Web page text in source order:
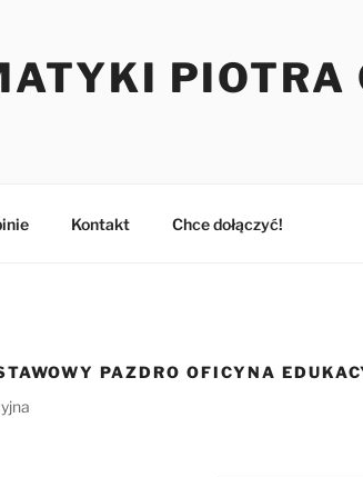
PIOTRA
Kontakt Chce dołączyć!
PAZDRO OFICYNA